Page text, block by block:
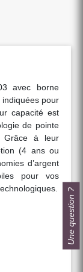
avec borne
pour
capacité est
de pointe
Grâce à leur
(4 ans ou
d’argent
pour vos
Une question ?